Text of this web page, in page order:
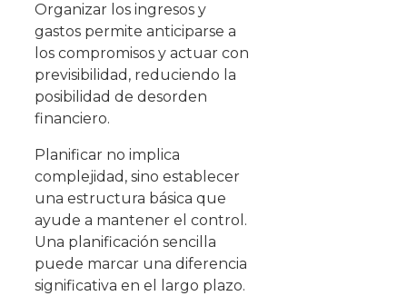
Organizar los ingresos y
gastos permite anticiparse a
los compromisos y actuar con
previsibilidad, reduciendo la
posibilidad de desorden
financiero.
Planificar no implica
complejidad, sino establecer
una estructura básica que
ayude a mantener el control.
Una planificación sencilla
puede marcar una diferencia
significativa en el largo plazo.